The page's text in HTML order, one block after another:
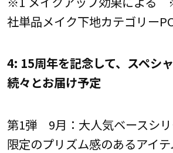
社単品メイク下地カテゴリー
4: 15周年を記念して、スペシ
続々とお届け予定
第1弾 9月：大人気ベースシ
限定のプリズム感のあるアイ